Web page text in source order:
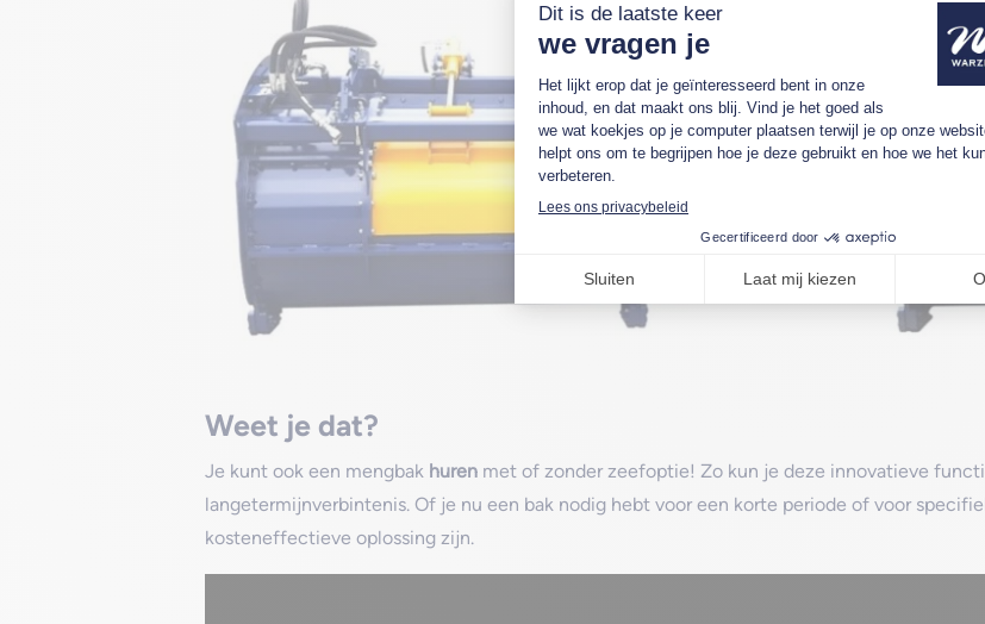
Weet je dat?
Je kunt ook een mengbak huren met of zonder zeefoptie! Zo kun je deze innovatieve
langetermijnverbintenis. Of je nu een bak nodig hebt voor een korte periode of voor
kosteneffectieve oplossing zijn.